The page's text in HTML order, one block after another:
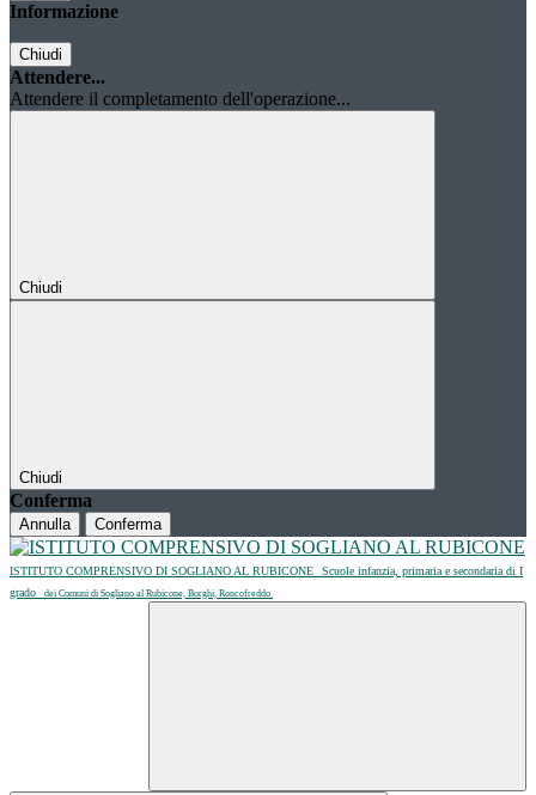
Informazione
Chiudi
Attendere...
Attendere il completamento dell'operazione...
Chiudi
Chiudi
Conferma
Annulla Conferma
ISTITUTO COMPRENSIVO DI SOGLIANO AL RUBICONE
Scuole infanzia, primaria e secondaria di I
grado
dei Comuni di Sogliano al Rubicone, Borghi, Roncofreddo